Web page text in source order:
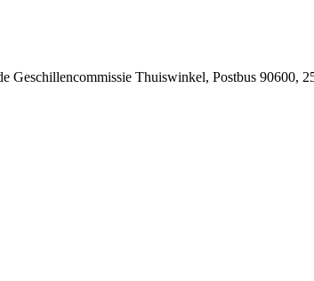
Geschillencommissie Thuiswinkel, Postbus 90600,